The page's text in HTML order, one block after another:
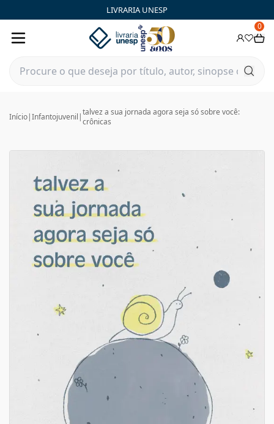
LIVRARIA UNESP
0
Início|Infantojuvenil |talvez a sua jornada agora seja só sobre você:
crônicas